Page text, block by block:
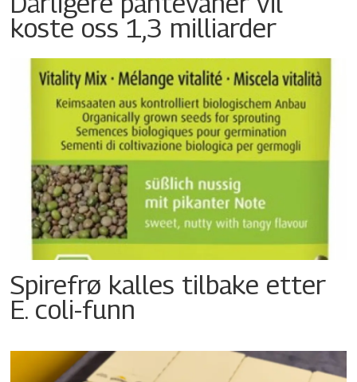
koste oss 1,3 milliarder
Spirefrø kalles tilbake etter
E. coli-funn